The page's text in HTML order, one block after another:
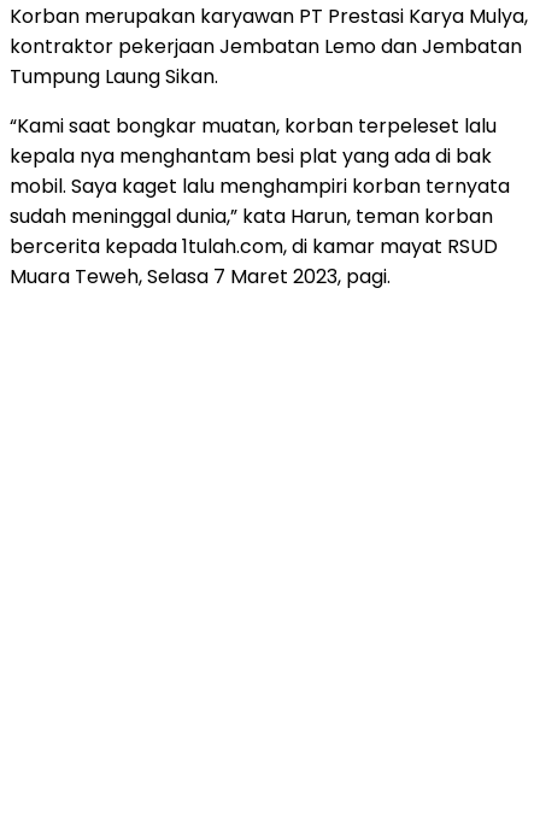
Korban merupakan karyawan PT Prestasi Karya Mulya,
kontraktor pekerjaan Jembatan Lemo dan Jembatan
Tumpung Laung Sikan.
“Kami saat bongkar muatan, korban terpeleset lalu
kepala nya menghantam besi plat yang ada di bak
mobil. Saya kaget lalu menghampiri korban ternyata
sudah meninggal dunia,” kata Harun, teman korban
bercerita kepada 1tulah.com, di kamar mayat RSUD
Muara Teweh, Selasa 7 Maret 2023, pagi.